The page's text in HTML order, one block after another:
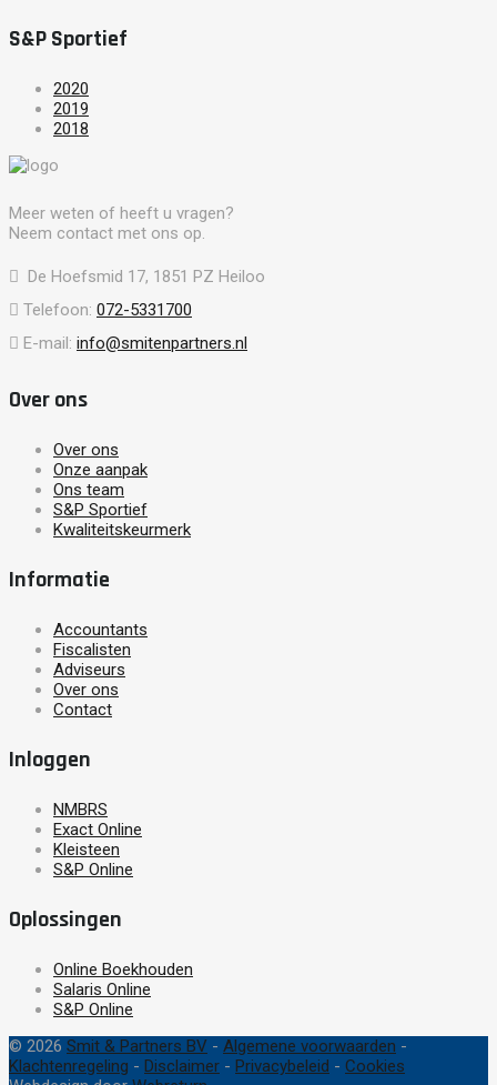
S&P Sportief
2020
2019
2018
Meer weten of heeft u vragen?
Neem contact met ons op.
De Hoefsmid 17, 1851 PZ Heiloo
Telefoon: 072-5331700
E-mail: info@smitenpartners.nl
Over ons
Over ons
Onze aanpak
Ons team
S&P Sportief
Kwaliteitskeurmerk
Informatie
Accountants
Fiscalisten
Adviseurs
Over ons
Contact
Inloggen
NMBRS
Exact Online
Kleisteen
S&P Online
Oplossingen
Online Boekhouden
Salaris Online
S&P Online
© 2026 Smit & Partners BV - Algemene voorwaarden -
Klachtenregeling - Disclaimer - Privacybeleid - Cookies